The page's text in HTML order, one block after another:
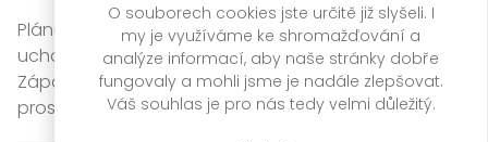
O souborech cookies jste určitě již slyšeli. I
my je využíváme ke shromažďování a
analýze informací, aby naše stránky dobře
fungovaly a mohli jsme je nadále zlepšovat.
Váš souhlas je pro nás tedy velmi důležitý.
Plánování bitev je v plném proudu, ambicemi
uchazečů o trůn ale budou nejvíc trpět lidé ze
Západozemí. Střet králů totiž neodnáší nikdo víc než
prostý lid.